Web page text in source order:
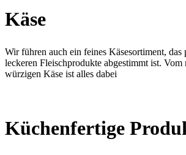
Käse
Wir führen auch ein feines Käsesortiment, das
leckeren Fleischprodukte abgestimmt ist. Vom
würzigen Käse ist alles dabei
Küchenfertige